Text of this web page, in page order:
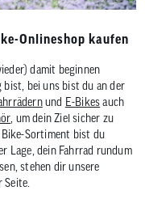
Onlineshop kaufen
damit beginnen
bei uns bist du an der
und E-Bikesauch
, um dein Ziel sicher zu
Sortiment bist du
Lage, dein Fahrrad rundum
stehen dir unsere
Seite.